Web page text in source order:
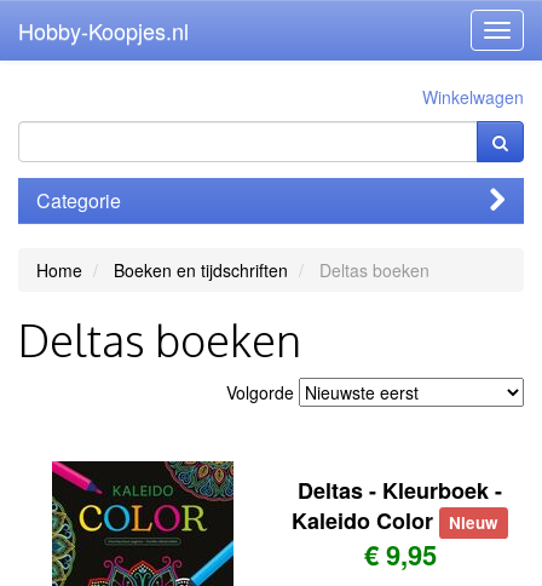
Hobby-Koopjes.nl
Winkelwagen
Categorie
Home Boeken en tijdschriften Deltas boeken
Deltas boeken
Volgorde
Deltas - Kleurboek -
Kaleido Color
Nieuw
€ 9,95